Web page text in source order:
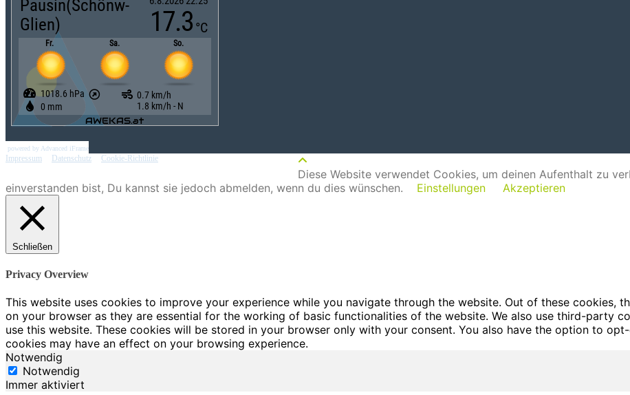
powered by Advanced iFrame
Impressum Datenschutz Cookie-Richtlinie
Diese Website verwendet Cookies, um deinen Aufenthalt zu
einverstanden bist, Du kannst sie jedoch abmelden, wenn du dies wünschen.
Einstellungen Akzeptieren
Schließen
Privacy Overview
This website uses cookies to improve your experience while you navigate through the website. Out of these cookies,
on your browser as they are essential for the working of basic functionalities of the website. We also use third-party
use this website. These cookies will be stored in your browser only with your consent. You also have the option to
cookies may have an effect on your browsing experience.
Notwendig
Notwendig
Immer aktiviert